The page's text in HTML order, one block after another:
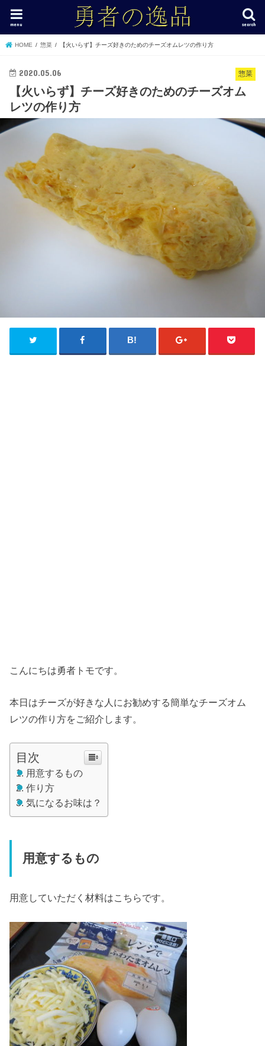
search
menu
HOME 惣菜 【火いらず】チーズ好きのためのチーズオムレツの作り方
惣菜
2020.05.06
【火いらず】チーズ好きのためのチーズオム
レツの作り方
こんにちは勇者トモです。
本日はチーズが好きな人にお勧めする簡単なチーズオム
レツの作り方をご紹介します。
目次
用意するもの
作り方
気になるお味は？
用意するもの
用意していただく材料はこちらです。